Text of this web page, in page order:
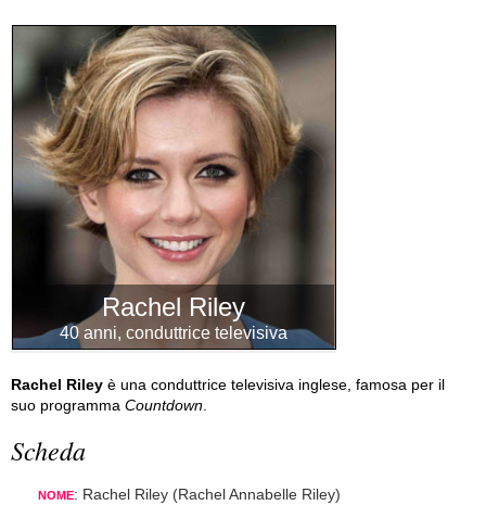
Rachel Riley
40 anni, conduttrice televisiva
Rachel Riley è una conduttrice televisiva inglese, famosa per il
suo programma Countdown
Scheda
NOME: Rachel Riley (Rachel Annabelle Riley)